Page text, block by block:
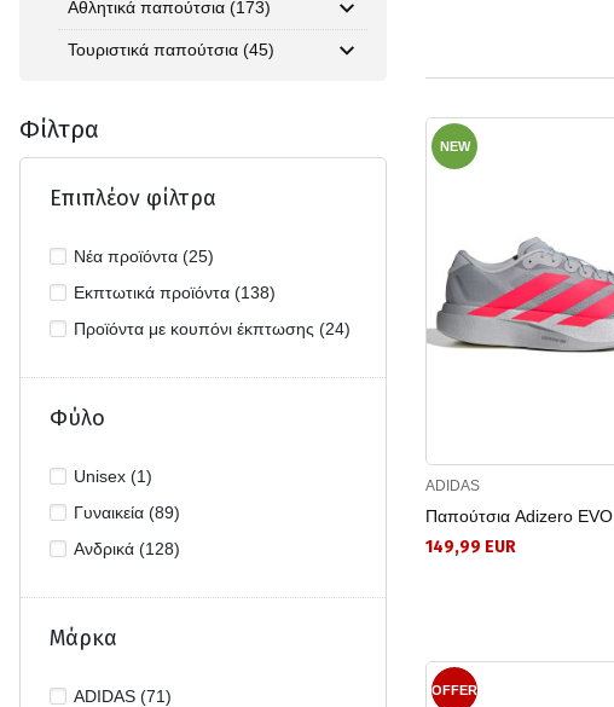
Αθλητικά παπούτσια (173)
Τουριστικά παπούτσια (45)
Φίλτρα
Επιπλέον φίλτρα
Νέα προϊόντα (25)
Εκπτωτικά προϊόντα (138)
Προϊόντα με κουπόνι έκπτωσης (24)
Φύλο
Unisex (1)
Γυναικεία (89)
Ανδρικά (128)
Μάρκα
ADIDAS (71)
NEW
ADIDAS
Παπούτσια Adizero EVO
149,99 EUR
OFFER